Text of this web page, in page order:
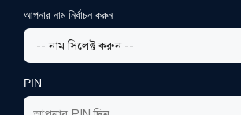
আপনার নাম নির্বাচন করুন
PIN